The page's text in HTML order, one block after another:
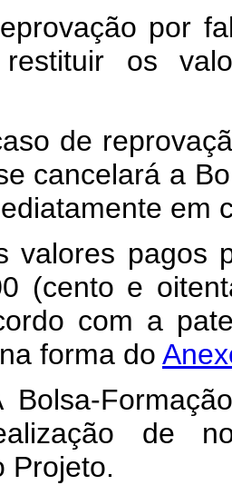
por
os
de
cancelará a
em
pagos
(cento e
com a
forma do
Bolsa-
de
Projeto.